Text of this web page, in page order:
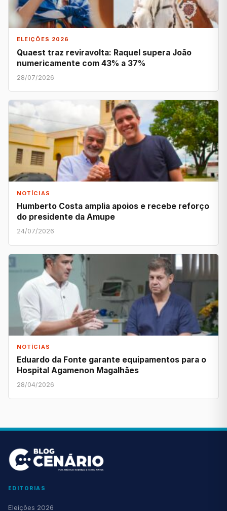
ELEIÇÕES 2026
Quaest traz reviravolta: Raquel supera João
numericamente com 43% a 37%
28/07/2026
NOTÍCIAS
Humberto Costa amplia apoios e recebe reforço
do presidente da Amupe
24/07/2026
NOTÍCIAS
Eduardo da Fonte garante equipamentos para o
Hospital Agamenon Magalhães
28/04/2026
EDITORIAS
Eleições 2026